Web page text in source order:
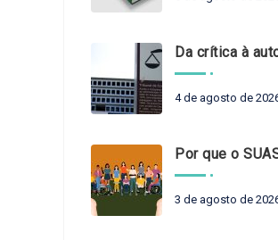
Da crítica à autocrítica: Tribunais de Contas sob um
4 de agosto de
Por que o SUAS não pode
3 de agosto de